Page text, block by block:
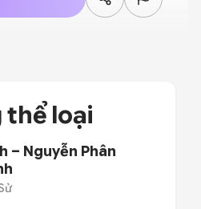
thể loại
– Nguyễn Phân